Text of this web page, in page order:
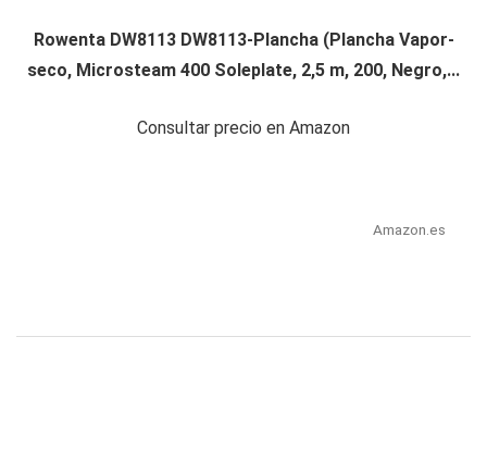
Rowenta DW8113 DW8113-Plancha (Plancha Vapor-
seco, Microsteam 400 Soleplate, 2,5 m, 200, Negro,...
Consultar precio en Amazon
Amazon.es